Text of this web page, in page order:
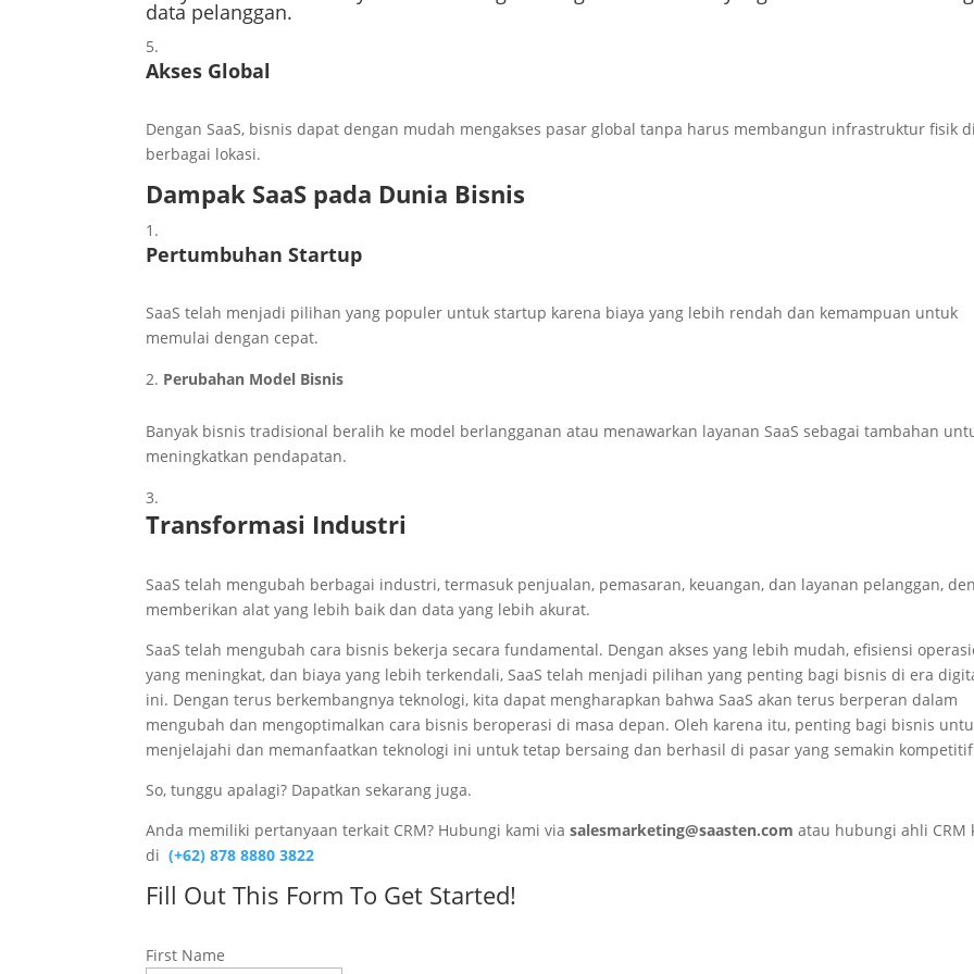
data pelanggan.
Akses Global
Dengan SaaS, bisnis dapat dengan mudah mengakses pasar global tanpa harus membangun infrastruktur fisik
berbagai lokasi.
Dampak SaaS pada Dunia Bisnis
Pertumbuhan Startup
SaaS telah menjadi pilihan yang populer untuk startup karena biaya yang lebih rendah dan kemampuan untuk
memulai dengan cepat.
Perubahan Model Bisnis
Banyak bisnis tradisional beralih ke model berlangganan atau menawarkan layanan SaaS sebagai tambahan
meningkatkan pendapatan.
Transformasi Industri
SaaS telah mengubah berbagai industri, termasuk penjualan, pemasaran, keuangan, dan layanan pelanggan,
memberikan alat yang lebih baik dan data yang lebih akurat.
SaaS telah mengubah cara bisnis bekerja secara fundamental. Dengan akses yang lebih mudah, efisiensi
yang meningkat, dan biaya yang lebih terkendali, SaaS telah menjadi pilihan yang penting bagi bisnis di era
ini. Dengan terus berkembangnya teknologi, kita dapat mengharapkan bahwa SaaS akan terus berperan dalam
mengubah dan mengoptimalkan cara bisnis beroperasi di masa depan. Oleh karena itu, penting bagi bisnis
menjelajahi dan memanfaatkan teknologi ini untuk tetap bersaing dan berhasil di pasar yang semakin
So, tunggu apalagi? Dapatkan sekarang juga.
Anda memiliki pertanyaan terkait CRM? Hubungi kami viasalesmarketing@saasten.com atau hubungi ahli CRM
di(+62) 878 8880 3822
Fill Out This Form To Get Started!
First Name